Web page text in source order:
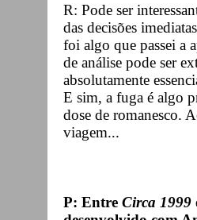
R: Pode ser
das decisões
foi algo que passei a
de análise pode ser
absolutamente
E sim, a fuga é algo
dose de romanesco.
viagem...
P: Entre Circa 1999